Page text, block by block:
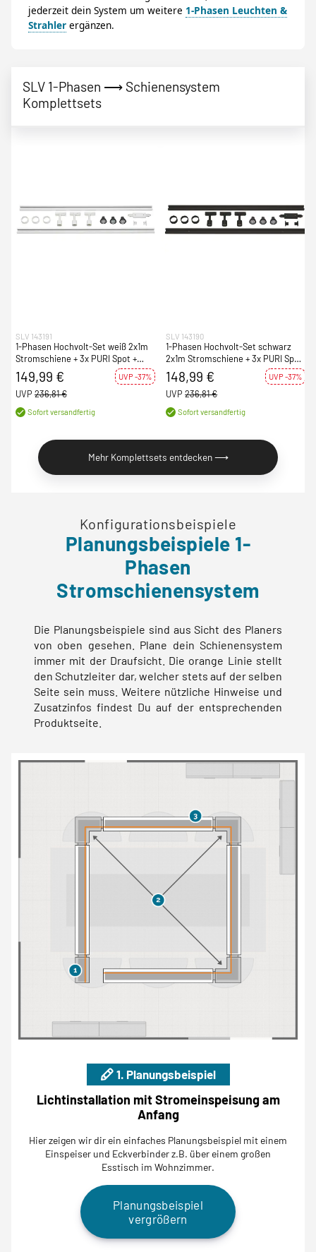
jederzeit dein System um weitere 1-Phasen Leuchten &
Strahler ergänzen.
SLV 1-Phasen ⟶ Schienensystem
Komplettsets
SLV 143191
1-Phasen Hochvolt-Set weiß 2x1m
Stromschiene + 3x PURI Spot +
GU10 LED Leuchtmittel
149,99 € UVP -37%
UVP 236,81 €
Sofort versandfertig
SLV 143190
1-Phasen Hochvolt-Set schwarz
2x1m Stromschiene + 3x PURI Spot
+ GU10 LED Leuchtmittel
148,99 € UVP -37%
UVP 236,81 €
Sofort versandfertig
Mehr Komplettsets entdecken ⟶
Konfigurationsbeispiele
Planungsbeispiele 1-
Phasen
Stromschienensystem
Die Planungsbeispiele sind aus Sicht des Planers
von oben gesehen. Plane dein Schienensystem
immer mit der Draufsicht. Die orange Linie stellt
den Schutzleiter dar, welcher stets auf der selben
Seite sein muss. Weitere nützliche Hinweise und
Zusatzinfos findest Du auf der entsprechenden
Produktseite.
1. Planungsbeispiel
Lichtinstallation mit Stromeinspeisung am
Anfang
Hier zeigen wir dir ein einfaches Planungsbeispiel mit einem
Einspeiser und Eckverbinder z.B. über einem großen
Esstisch im Wohnzimmer.
Planungsbeispiel
vergrößern